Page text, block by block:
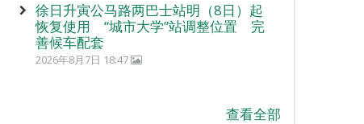
徐日升寅公马路两巴士站明（8日）起
恢复使用 “城市大学”站调整位置 完
善候车配套
2026年8月7日 18:47
查看全部